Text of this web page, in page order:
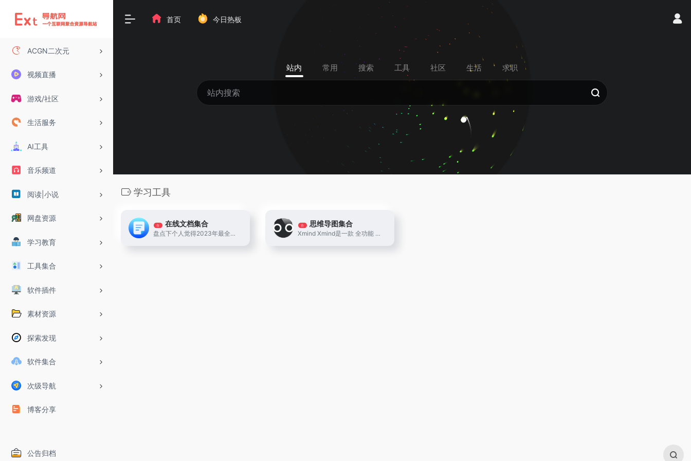
ACGN二次元
视频直播
游戏/社区
生活服务
AI工具
音乐频道
阅读|小说
网盘资源
学习教育
工具集合
软件插件
素材资源
探索发现
软件集合
次级导航
博客分享
公告归档
首页 今日热板
站内 常用 搜索 工具 社区 生活 求职
学习工具
合 在线文档集合
盘点下个人觉得2023年最全最...
合 思维导图集合
Xmind Xmind是一款 全功能 的...